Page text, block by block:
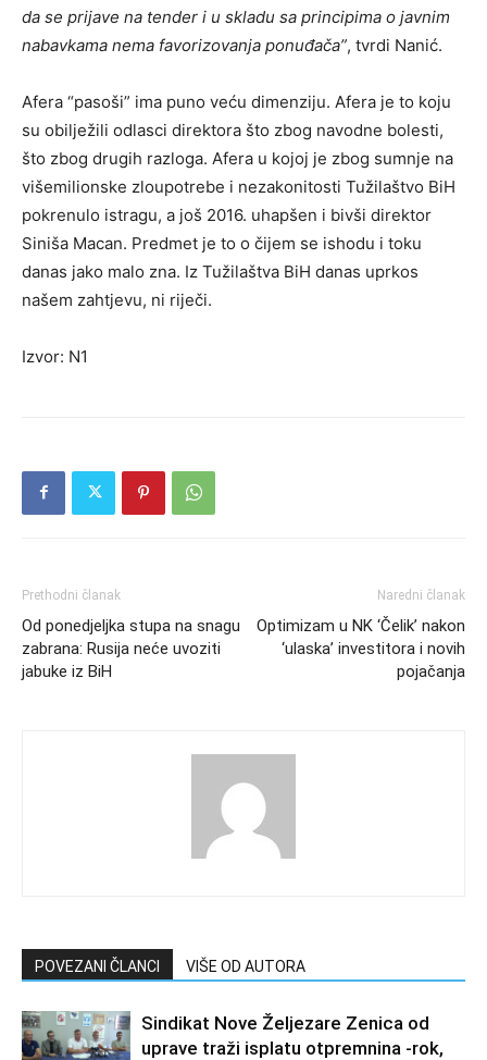
da se prijave na tender i u skladu sa principima o javnim
nabavkama nema favorizovanja ponuđača”, tvrdi Nanić.
Afera “pasoši” ima puno veću dimenziju. Afera je to koju
su obilježili odlasci direktora što zbog navodne bolesti,
što zbog drugih razloga. Afera u kojoj je zbog sumnje na
višemilionske zloupotrebe i nezakonitosti Tužilaštvo BiH
pokrenulo istragu, a još 2016. uhapšen i bivši direktor
Siniša Macan. Predmet je to o čijem se ishodu i toku
danas jako malo zna. Iz Tužilaštva BiH danas uprkos
našem zahtjevu, ni riječi.
Izvor: N1
Prethodni članak
Od ponedjeljka stupa na snagu
zabrana: Rusija neće uvoziti
jabuke iz BiH
Naredni članak
Optimizam u NK ‘Čelik’ nakon
‘ulaska’ investitora i novih
pojačanja
POVEZANI ČLANCI VIŠE OD AUTORA
Sindikat Nove Željezare Zenica od
uprave traži isplatu otpremnina -rok,